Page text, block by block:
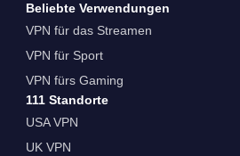
Beliebte Verwendungen
VPN für das Streamen
VPN für Sport
VPN fürs Gaming
111 Standorte
USA VPN
UK VPN